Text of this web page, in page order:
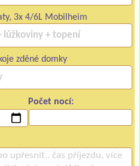
3x 4/6L Mobilheim
zděné domky
Počet nocí: